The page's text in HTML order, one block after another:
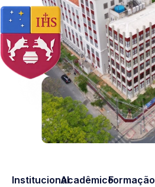
InstitucionalAcadêmicoFormação